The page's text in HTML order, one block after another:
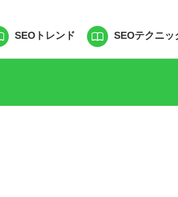
SEOトレンド SEOテクニッ